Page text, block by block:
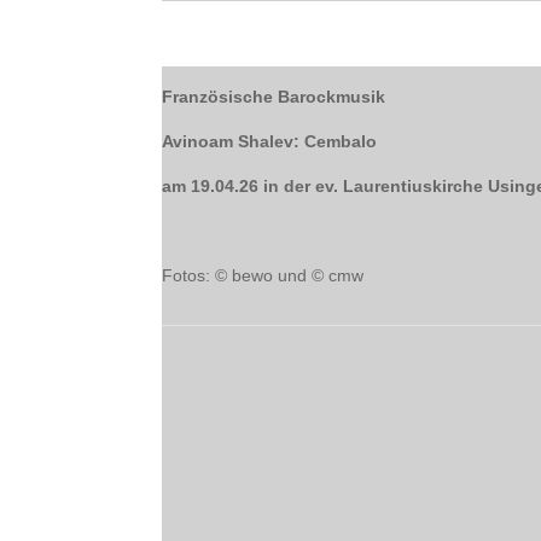
Französische Barockmusik
Avinoam Shalev: Cembalo
am 19.04.26 in der ev. Laurentiuskirche
Fotos: © bewo und © cmw